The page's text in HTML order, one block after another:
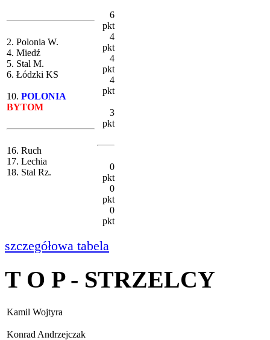
2. Polonia W.
4. Miedź
5. Stal M.
6. Łódzki KS
10. POLONIA
BYTOM
16. Ruch
17. Lechia
18. Stal Rz.
6
pkt
4
pkt
4
pkt
4
pkt
3
pkt
0
pkt
0
pkt
0
pkt
szczegółowa tabela
T O P - STRZELCY
Kamil Wojtyra
Konrad Andrzejczak